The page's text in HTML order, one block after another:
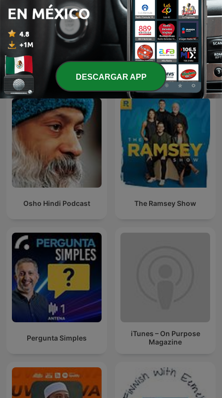
StarTalk Radio English, please
Más podcasts internacionales de
Educación
Osho Hindi Podcast The Ramsey Show
Pergunta Simples
iTunes – On Purpose
Magazine
DESCARGAR APP